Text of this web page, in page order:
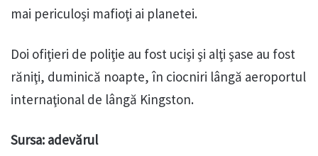
mai periculoşi mafioţi ai planetei.
Doi ofiţieri de poliţie au fost ucişi şi alţi şase au fost
răniţi, duminică noapte, în ciocniri lângă aeroportul
internaţional de lângă Kingston.
Sursa: adevărul